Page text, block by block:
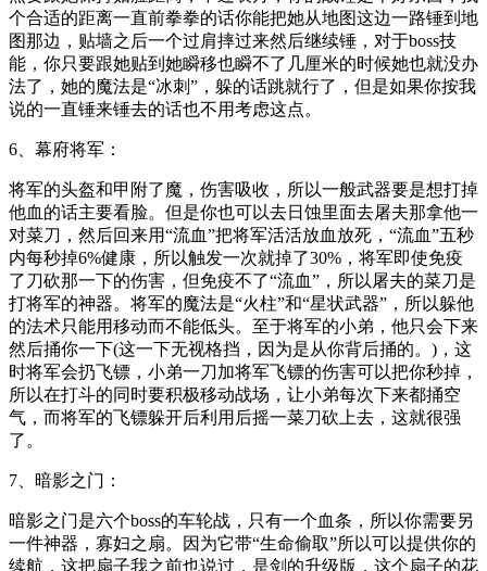
个合适的距离一直前拳拳的话你能把她从地图这边一路锤到地
图那边，贴墙之后一个过肩摔过来然后继续锤，对于boss技
能，你只要跟她贴到她瞬移也瞬不了几厘米的时候她也就没办
法了，她的魔法是“冰刺”，躲的话跳就行了，但是如果你按我
说的一直锤来锤去的话也不用考虑这点。
6、幕府将军：
将军的头盔和甲附了魔，伤害吸收，所以一般武器要是想打掉
他血的话主要看脸。但是你也可以去日蚀里面去屠夫那拿他一
对菜刀，然后回来用“流血”把将军活活放血放死，“流血”五秒
内每秒掉6%健康，所以触发一次就掉了30%，将军即使免疫
了刀砍那一下的伤害，但免疫不了“流血”，所以屠夫的菜刀是
打将军的神器。将军的魔法是“火柱”和“星状武器”，所以躲他
的法术只能用移动而不能低头。至于将军的小弟，他只会下来
然后捅你一下(这一下无视格挡，因为是从你背后捅的。)，这
时将军会扔飞镖，小弟一刀加将军飞镖的伤害可以把你秒掉，
所以在打斗的同时要积极移动战场，让小弟每次下来都捅空
气，而将军的飞镖躲开后利用后摇一菜刀砍上去，这就很强
了。
7、暗影之门：
暗影之门是六个boss的车轮战，只有一个血条，所以你需要另
一件神器，寡妇之扇。因为它带“生命偷取”所以可以提供你的
续航，这把扇子我之前也说过，是剑的升级版，这个扇子的花